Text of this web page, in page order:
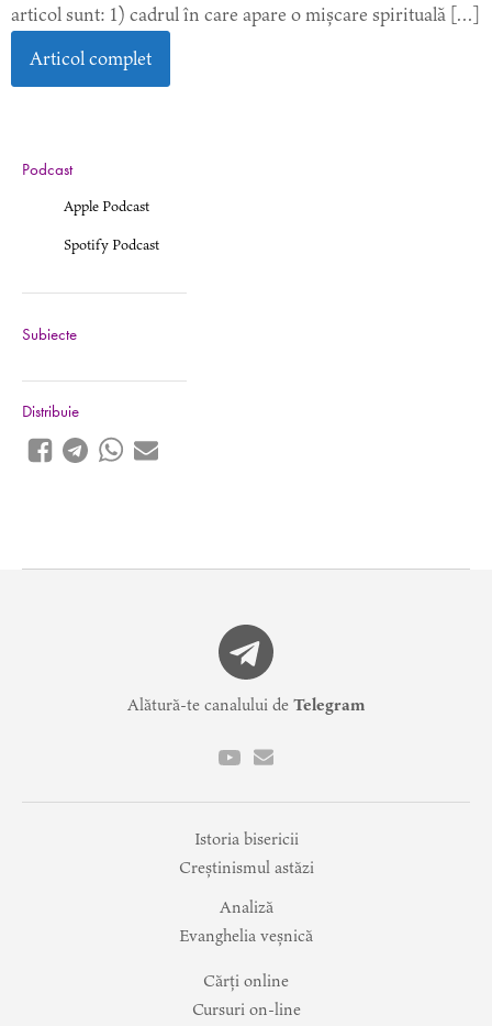
articol sunt: 1) cadrul în care apare o mișcare spirituală […]
Articol complet
Podcast
Apple Podcast
Spotify Podcast
Subiecte
Distribuie
Alătură-te canalului deTelegram
Istoria bisericii
Creștinismul astăzi
Analiză
Evanghelia veșnică
Cărți online
Cursuri on-line